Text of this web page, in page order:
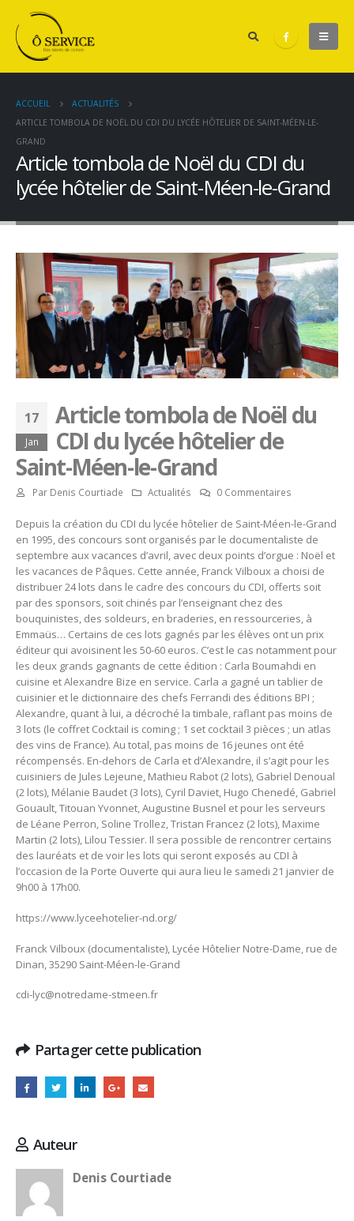
ACCUEIL
ACTUALITÉS
ARTICLE TOMBOLA DE NOËL DU CDI DU LYCÉE HÔTELIER DE SAINT-MÉEN-LE-
GRAND
Article tombola de Noël du CDI du
lycée hôtelier de Saint-Méen-le-Grand
17
Jan
Article tombola de Noël du
CDI du lycée hôtelier de
Saint-Méen-le-Grand
Par Denis Courtiade Actualités 0 Commentaires
Depuis la création du CDI du lycée hôtelier de Saint-Méen-le-Grand
en 1995, des concours sont organisés par le documentaliste de
septembre aux vacances d’avril, avec deux points d’orgue : Noël et
les vacances de Pâques. Cette année, Franck Vilboux a choisi de
distribuer 24 lots dans le cadre des concours du CDI, offerts soit
par des sponsors, soit chinés par l’enseignant chez des
bouquinistes, des soldeurs, en braderies, en ressourceries, à
Emmaüs… Certains de ces lots gagnés par les élèves ont un prix
éditeur qui avoisinent les 50-60 euros. C’est le cas notamment pour
les deux grands gagnants de cette édition : Carla Boumahdi en
cuisine et Alexandre Bize en service. Carla a gagné un tablier de
cuisinier et le dictionnaire des chefs Ferrandi des éditions BPI ;
Alexandre, quant à lui, a décroché la timbale, raflant pas moins de
3 lots (le coffret Cocktail is coming ; 1 set cocktail 3 pièces ; un atlas
des vins de France). Au total, pas moins de 16 jeunes ont été
récompensés. En-dehors de Carla et d’Alexandre, il s’agit pour les
cuisiniers de Jules Lejeune, Mathieu Rabot (2 lots), Gabriel Denoual
(2 lots), Mélanie Baudet (3 lots), Cyril Daviet, Hugo Chenedé, Gabriel
Gouault, Titouan Yvonnet, Augustine Busnel et pour les serveurs
de Léane Perron, Soline Trollez, Tristan Francez (2 lots), Maxime
Martin (2 lots), Lilou Tessier. Il sera possible de rencontrer certains
des lauréats et de voir les lots qui seront exposés au CDI à
l’occasion de la Porte Ouverte qui aura lieu le samedi 21 janvier de
9h00 à 17h00.
https://www.lyceehotelier-nd.org/
Franck Vilboux (documentaliste), Lycée Hôtelier Notre-Dame, rue de
Dinan, 35290 Saint-Méen-le-Grand
cdi-lyc@notredame-stmeen.fr
Partager cette publication
Auteur
Denis Courtiade